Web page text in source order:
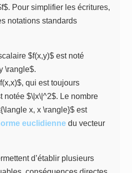
Pour simplifier les écritures,
notations standards
$f(x,y)$ est noté
\rangle$.
qui est toujours
notée $\|x\|^2$. Le nombre
x, x \rangle}$ est
euclidienne du vecteur
d’établir plusieurs